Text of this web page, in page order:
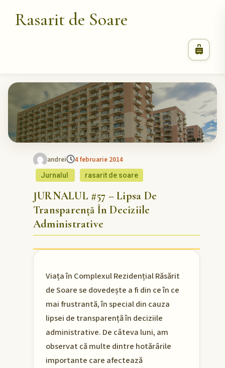
Rasarit de Soare
andrei 4 februarie 2014
Jurnalul rasarit de soare
JURNALUL #57 – Lipsa De
Transparență În Deciziile
Administrative
Viața în Complexul Rezidențial Răsărit
de Soare se dovedește a fi din ce în ce
mai frustrantă, în special din cauza
lipsei de transparență în deciziile
administrative. De câteva luni, am
observat că multe dintre hotărârile
importante care afectează